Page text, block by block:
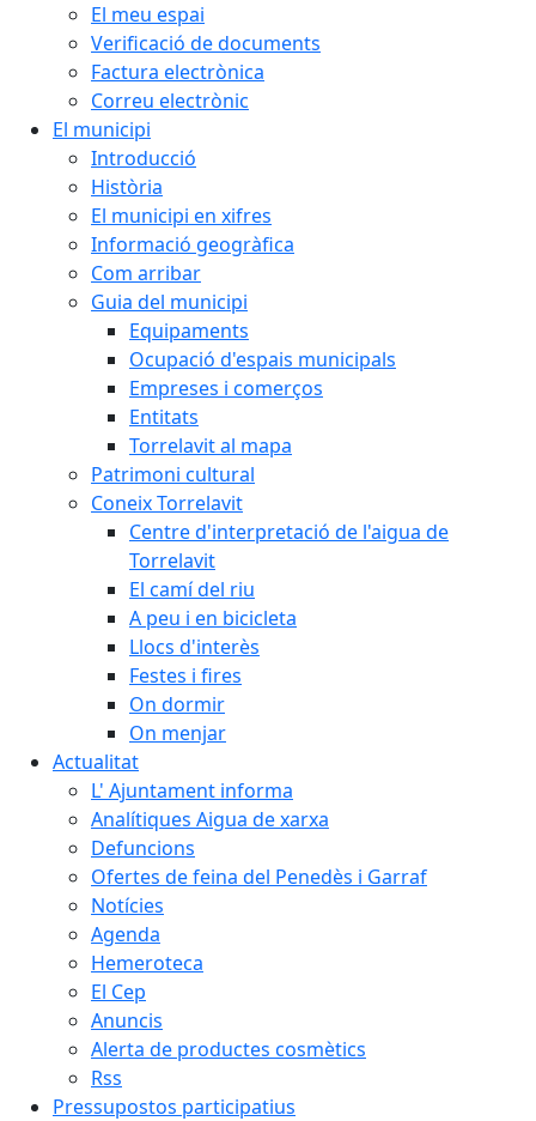
El meu espai
Verificació de documents
Factura electrònica
Correu electrònic
El municipi
Introducció
Història
El municipi en xifres
Informació geogràfica
Com arribar
Guia del municipi
Equipaments
Ocupació d'espais municipals
Empreses i comerços
Entitats
Torrelavit al mapa
Patrimoni cultural
Coneix Torrelavit
Centre d'interpretació de l'aigua de
Torrelavit
El camí del riu
A peu i en bicicleta
Llocs d'interès
Festes i fires
On dormir
On menjar
Actualitat
L' Ajuntament informa
Analítiques Aigua de xarxa
Defuncions
Ofertes de feina del Penedès i Garraf
Notícies
Agenda
Hemeroteca
El Cep
Anuncis
Alerta de productes cosmètics
Rss
Pressupostos participatius